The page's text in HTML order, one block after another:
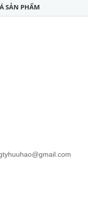
SẢN PHẨM